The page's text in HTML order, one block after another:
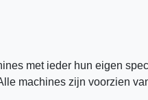
met ieder hun eigen
machines zijn voorzien